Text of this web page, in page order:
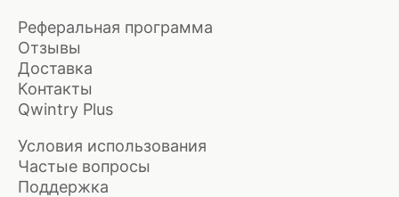
Реферальная программа
Отзывы
Доставка
Контакты
Qwintry Plus
Условия использования
Частые вопросы
Поддержка